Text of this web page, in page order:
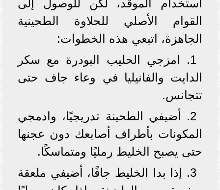
استخدام الموقد، لكن للوصول إلى
القوام الأصلي للحلاوة الطحينية
الجاهزة، اتبعي هذه الخطوات:
1. امزجي الحليب البودرة مع سكر
الدايت والفانيليا في وعاء جاف حتى
تتجانس.
2. أضيفي الطحينة تدريجيًا، وادمجي
المكونات بأطراف أصابعك دون عجنها
حتى يصبح الخليط رمليًا ومتماسكًا.
3. إذا بدا الخليط جافًا، أضيفي ملعقة